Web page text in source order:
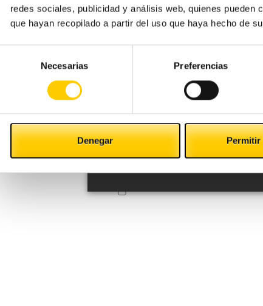
redes sociales, publicidad y análisis web, quienes pueden
que hayan recopilado a partir del uso que haya hecho de
consentimiento
Necesarias Preferencias
Denegar Permitir